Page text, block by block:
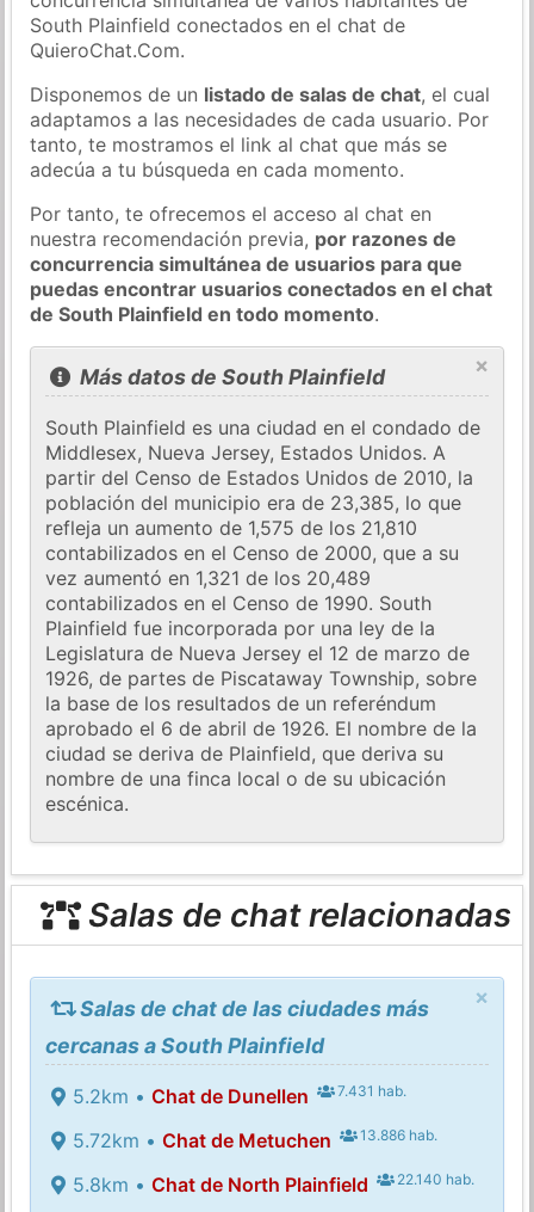
South Plainfield conectados en el chat de
QuieroChat.Com.
Disponemos de un listado de salas de chat, el cual
adaptamos a las necesidades de cada usuario. Por
tanto, te mostramos el link al chat que más se
adecúa a tu búsqueda en cada momento.
Por tanto, te ofrecemos el acceso al chat en
nuestra recomendación previa, por razones de
concurrencia simultánea de usuarios para que
puedas encontrar usuarios conectados en el chat
de South Plainfield en todo momento.
×
Más datos de South Plainfield
South Plainfield es una ciudad en el condado de
Middlesex, Nueva Jersey, Estados Unidos. A
partir del Censo de Estados Unidos de 2010, la
población del municipio era de 23,385, lo que
refleja un aumento de 1,575 de los 21,810
contabilizados en el Censo de 2000, que a su
vez aumentó en 1,321 de los 20,489
contabilizados en el Censo de 1990. South
Plainfield fue incorporada por una ley de la
Legislatura de Nueva Jersey el 12 de marzo de
1926, de partes de Piscataway Township, sobre
la base de los resultados de un referéndum
aprobado el 6 de abril de 1926. El nombre de la
ciudad se deriva de Plainfield, que deriva su
nombre de una finca local o de su ubicación
escénica.
Salas de chat relacionadas
×
Salas de chat de las ciudades más
cercanas a South Plainfield
5.2km • Chat de Dunellen 7.431 hab.
5.72km • Chat de Metuchen 13.886 hab.
5.8km • Chat de North Plainfield 22.140 hab.